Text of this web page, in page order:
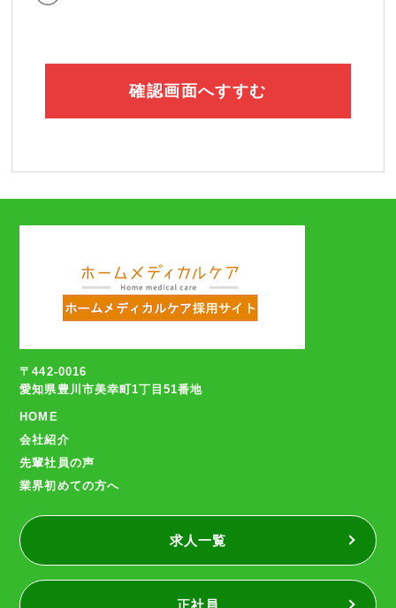
〒442-0016
愛知県豊川市美幸町1丁目51番地
HOME
会社紹介
先輩社員の声
業界初めての方へ
求人一覧
正社員